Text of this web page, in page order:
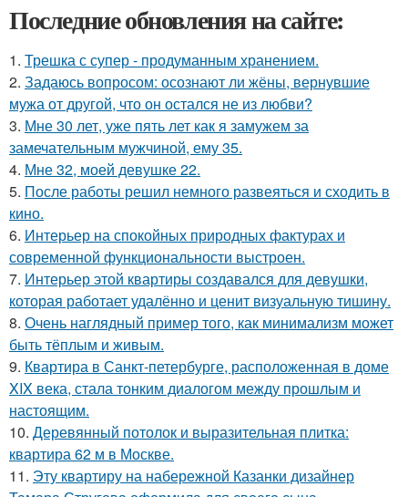
Последние обновления на сайте:
1. Трешка с супер - продуманным хранением.
2. Задаюсь вопросом: осознают ли жёны, вернувшие
мужа от другой, что он остался не из любви?
3. Мне 30 лет, уже пять лет как я замужем за
замечательным мужчиной, ему 35.
4. Мне 32, моей девушке 22.
5. После работы решил немного развеяться и сходить в
кино.
6. Интерьер на спокойных природных фактурах и
современной функциональности выстроен.
7. Интерьер этой квартиры создавался для девушки,
которая работает удалённо и ценит визуальную тишину.
8. Очень наглядный пример того, как минимализм может
быть тёплым и живым.
9. Квартира в Санкт-петербурге, расположенная в доме
XIX века, стала тонким диалогом между прошлым и
настоящим.
10. Деревянный потолок и выразительная плитка:
квартира 62 м в Москве.
11. Эту квартиру на набережной Казанки дизайнер